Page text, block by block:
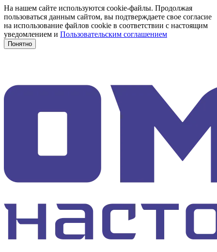
На нашем сайте используются cookie-файлы. Продолжая
пользоваться данным сайтом, вы подтверждаете свое согласие
на использование файлов cookie в соответствии с настоящим
уведомлением и Пользовательским соглашением
Понятно